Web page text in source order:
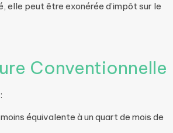
elle peut être exonérée d’impôt sur le
Conventionnelle
équivalente à un quart de mois de